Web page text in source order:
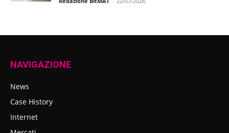
NAVIGAZIONE
News
Case History
Internet